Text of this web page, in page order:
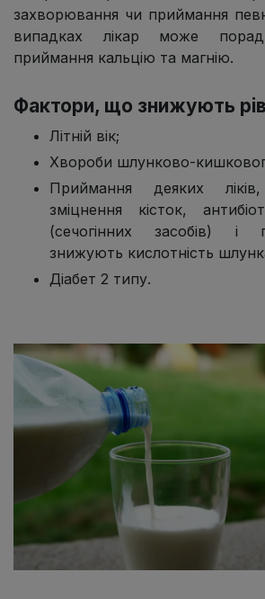
захворювання чи приймання
випадках лікар може
приймання кальцію та магнію.
Фактори, що знижують
Літній вік;
Хвороби шлунково-
Приймання деяких
зміцнення кісток,
(сечогінних засобів) і
знижують кислотність
Діабет 2 типу.